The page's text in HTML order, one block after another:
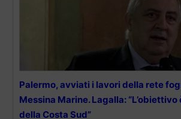
Palermo, avviati i lavori della rete
Messina Marine. Lagalla:
della Costa Sud”